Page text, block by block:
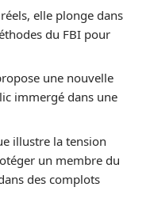
elle plonge dans
du FBI pour
une nouvelle
immergé dans une
illustre la tension
un membre du
des complots